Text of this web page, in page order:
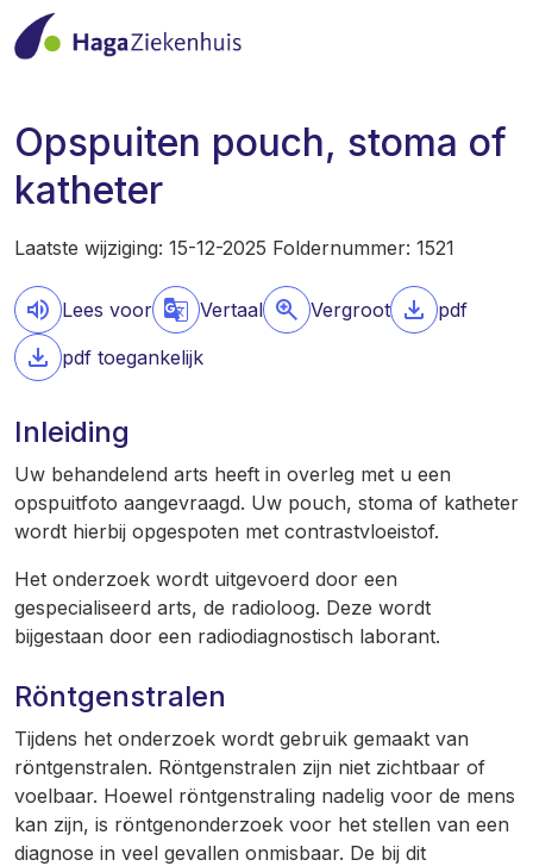
Opspuiten pouch, stoma of
katheter
Laatste wijziging: 15-12-2025 Foldernummer: 1521
Lees voor Vertaal Vergroot
pdf
pdf toegankelijk
Inleiding
Uw behandelend arts heeft in overleg met u een
opspuitfoto aangevraagd. Uw pouch, stoma of katheter
wordt hierbij opgespoten met contrastvloeistof.
Het onderzoek wordt uitgevoerd door een
gespecialiseerd arts, de radioloog. Deze wordt
bijgestaan door een radiodiagnostisch laborant.
Röntgenstralen
Tijdens het onderzoek wordt gebruik gemaakt van
röntgenstralen. Röntgenstralen zijn niet zichtbaar of
voelbaar. Hoewel röntgenstraling nadelig voor de mens
kan zijn, is röntgenonderzoek voor het stellen van een
diagnose in veel gevallen onmisbaar. De bij dit